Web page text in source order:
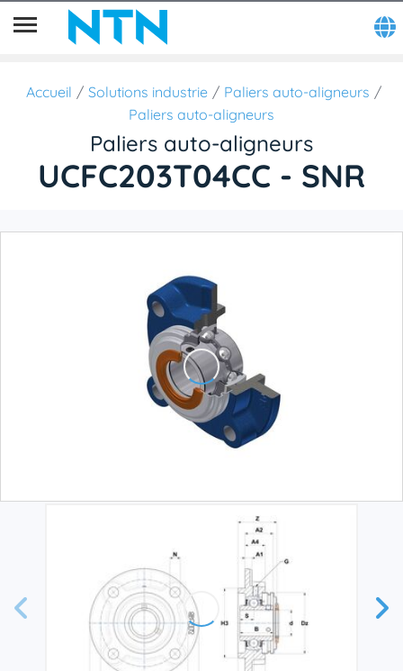
Accueil Solutions industrie
Paliers auto-aligneurs
Paliers auto-aligneurs
Paliers auto-aligneurs
UCFC203T04CC - SNR